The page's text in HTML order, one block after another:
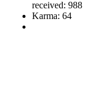
received: 988
Karma: 64